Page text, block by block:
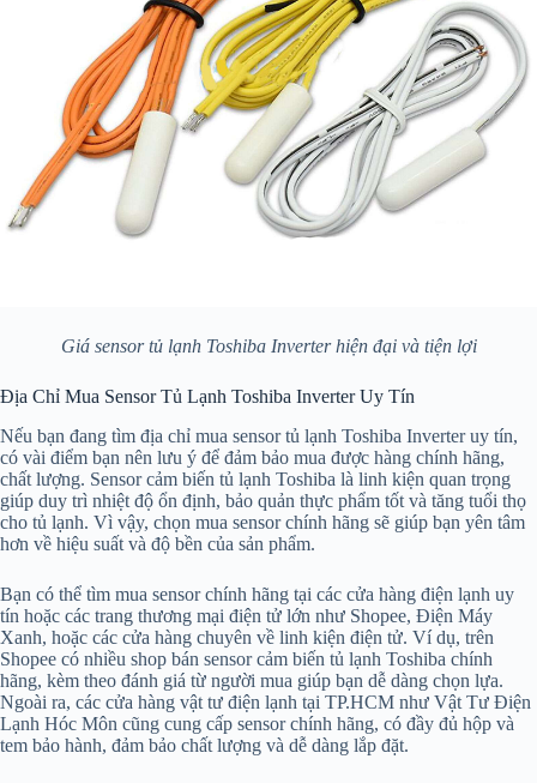
Giá sensor tủ lạnh Toshiba Inverter hiện đại và tiện lợi
Địa Chỉ Mua Sensor Tủ Lạnh Toshiba Inverter Uy Tín
Nếu bạn đang tìm địa chỉ mua sensor tủ lạnh Toshiba Inverter uy tín,
có vài điểm bạn nên lưu ý để đảm bảo mua được hàng chính hãng,
chất lượng. Sensor cảm biến tủ lạnh Toshiba là linh kiện quan trọng
giúp duy trì nhiệt độ ổn định, bảo quản thực phẩm tốt và tăng tuổi thọ
cho tủ lạnh. Vì vậy, chọn mua sensor chính hãng sẽ giúp bạn yên tâm
hơn về hiệu suất và độ bền của sản phẩm.
Bạn có thể tìm mua sensor chính hãng tại các cửa hàng điện lạnh uy
tín hoặc các trang thương mại điện tử lớn như Shopee, Điện Máy
Xanh, hoặc các cửa hàng chuyên về linh kiện điện tử. Ví dụ, trên
Shopee có nhiều shop bán sensor cảm biến tủ lạnh Toshiba chính
hãng, kèm theo đánh giá từ người mua giúp bạn dễ dàng chọn lựa.
Ngoài ra, các cửa hàng vật tư điện lạnh tại TP.HCM như Vật Tư Điện
Lạnh Hóc Môn cũng cung cấp sensor chính hãng, có đầy đủ hộp và
tem bảo hành, đảm bảo chất lượng và dễ dàng lắp đặt.